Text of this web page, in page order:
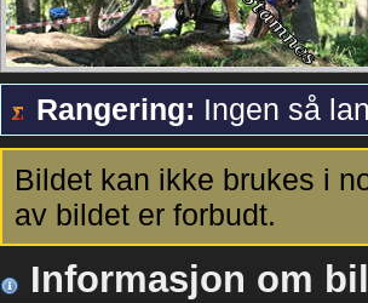
Rangering: Ingen så
Bildet kan ikke brukes i
av bildet er forbudt.
Informasjon om